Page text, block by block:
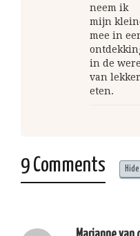
neem ik
mijn
mee in
in de
van lekker
eten.
9 Comments